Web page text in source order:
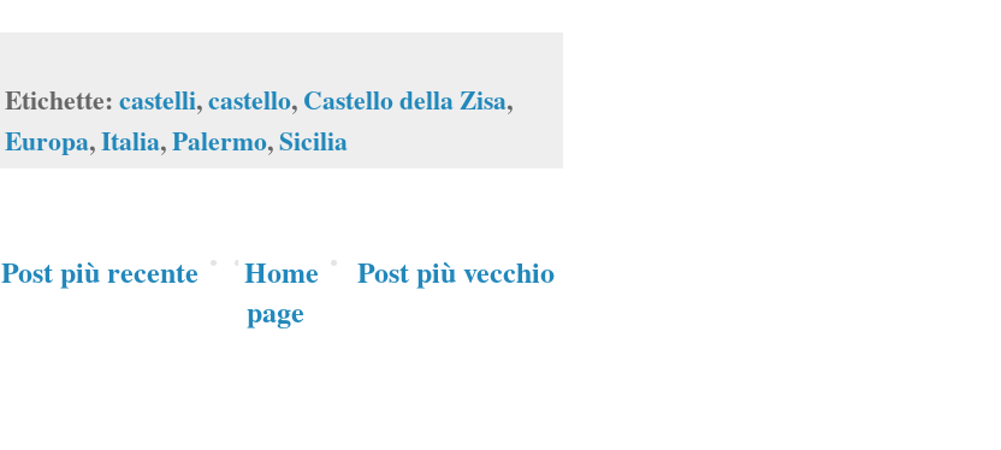
Etichette:castelli,castello,Castello della Zisa,
Europa,Italia,Palermo,Sicilia
Post più recente Post più vecchio
Home
page